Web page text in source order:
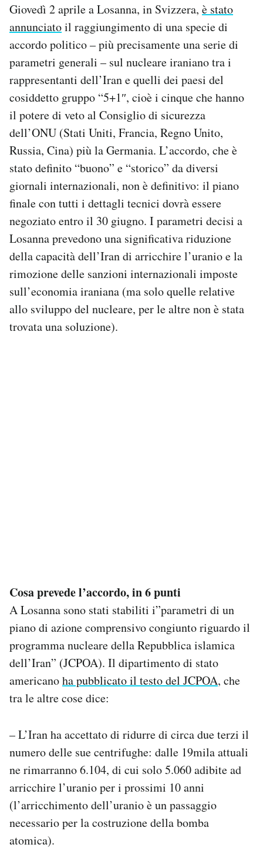
CALENDARIO
AREA PERSONALE
Area Personale
Newsletter
Notifiche mobile
Regala il Post
Hai bisogno di aiuto?
Giovedì 2 aprile a Losanna, in Svizzera, è stato
annunciatoil raggiungimento di una specie di
accordo politico – più precisamente una serie di
parametri generali – sul nucleare iraniano tra i
rappresentanti dell’Iran e quelli dei paesi del
cosiddetto gruppo “5+1″, cioè i cinque che hanno
il potere di veto al Consiglio di sicurezza
dell’ONU (Stati Uniti, Francia, Regno Unito,
Russia, Cina) più la Germania. L’accordo, che è
stato definito “buono” e “storico” da diversi
giornali internazionali, non è definitivo: il piano
finale con tutti i dettagli tecnici dovrà essere
negoziato entro il 30 giugno. I parametri decisi a
Losanna prevedono una significativa riduzione
della capacità dell’Iran di arricchire l’uranio e la
rimozione delle sanzioni internazionali imposte
sull’economia iraniana (ma solo quelle relative
allo sviluppo del nucleare, per le altre non è stata
trovata una soluzione).
Cosa prevede l’accordo, in 6 punti
A Losanna sono stati stabiliti i”parametri di un
piano di azione comprensivo congiunto riguardo il
programma nucleare della Repubblica islamica
dell’Iran” (JCPOA). Il dipartimento di stato
americanoha pubblicato il testo del JCPOA, che
tra le altre cose dice:
– L’Iran ha accettato di ridurre di circa due terzi il
numero delle sue centrifughe: dalle 19mila attuali
ne rimarranno 6.104, di cui solo 5.060 adibite ad
arricchire l’uranio per i prossimi 10 anni
(l’arricchimento dell’uranio è un passaggio
necessario per la costruzione della bomba
atomica).